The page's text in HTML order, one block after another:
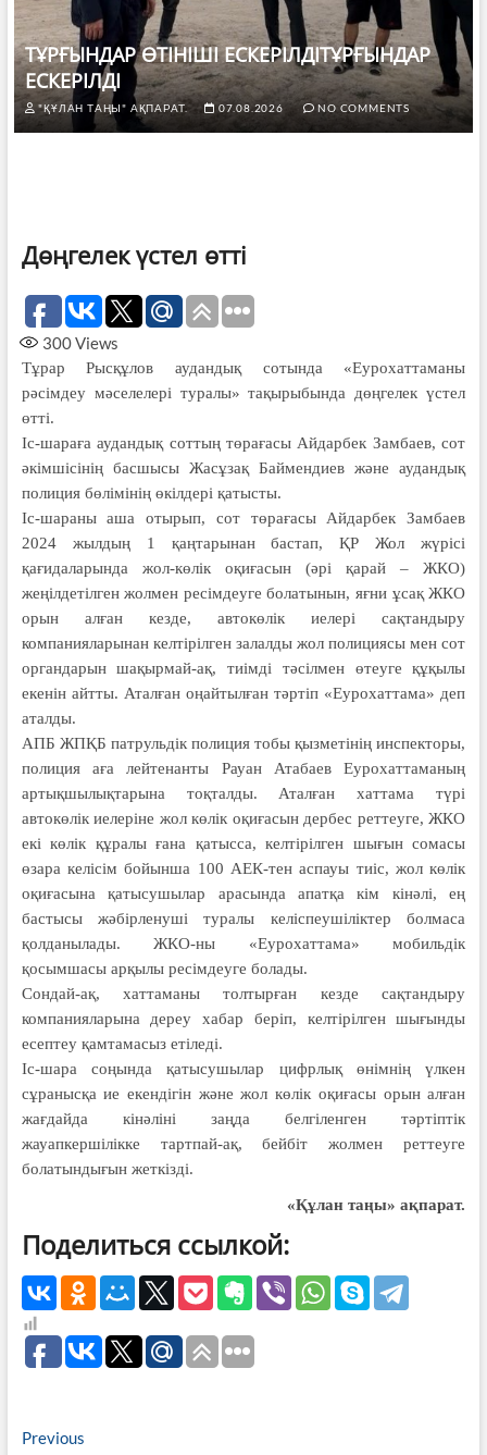
ТҰРҒЫНДАР ӨТІНІШІ ЕСКЕРІЛДІТҰРҒЫНДАР
ЕСКЕРІЛДІ
"ҚҰЛАН ТАҢЫ" АҚПАРАТ. 07.08.2026 NO COMMENTS
Дөңгелек үстел өтті
300Views
Тұрар Рысқұлов аудандық сотында «Еурохаттаманы
рәсімдеу мәселелері туралы» тақырыбында дөңгелек үстел
өтті.
Іс-шараға аудандық соттың төрағасы Айдарбек Замбаев, сот
әкімшісінің басшысы Жасұзақ Баймендиев және аудандық
полиция бөлімінің өкілдері қатысты.
Іс-шараны аша отырып, сот төрағасы Айдарбек Замбаев
2024 жылдың 1 қаңтарынан бастап, ҚР Жол жүрісі
қағидаларында жол-көлік оқиғасын (әрі қарай – ЖКО)
жеңілдетілген жолмен ресімдеуге болатынын, яғни ұсақ ЖКО
орын алған кезде, автокөлік иелері сақтандыру
компанияларынан келтірілген залалды жол полициясы мен сот
органдарын шақырмай-ақ, тиімді тәсілмен өтеуге құқылы
екенін айтты. Аталған оңайтылған тәртіп «Еурохаттама» деп
аталды.
АПБ ЖПҚБ патрульдік полиция тобы қызметінің инспекторы,
полиция аға лейтенанты Рауан Атабаев Еурохаттаманың
артықшылықтарына тоқталды. Аталған хаттама түрі
автокөлік иелеріне жол көлік оқиғасын дербес реттеуге, ЖКО
екі көлік құралы ғана қатысса, келтірілген шығын сомасы
өзара келісім бойынша 100 АЕК-тен аспауы тиіс, жол көлік
оқиғасына қатысушылар арасында апатқа кім кінәлі, ең
бастысы жәбірленуші туралы келіспеушіліктер болмаса
қолданылады. ЖКО-ны «Еурохаттама» мобильдік
қосымшасы арқылы ресімдеуге болады.
Сондай-ақ, хаттаманы толтырған кезде сақтандыру
компанияларына дереу хабар беріп, келтірілген шығынды
есептеу қамтамасыз етіледі.
Іс-шара соңында қатысушылар цифрлық өнімнің үлкен
сұранысқа ие екендігін және жол көлік оқиғасы орын алған
жағдайда кінәліні заңда белгіленген тәртіптік
жауапкершілікке тартпай-ақ, бейбіт жолмен реттеуге
болатындығын жеткізді.
«Құлан таңы» ақпарат.
Поделиться ссылкой:
Навигация
PreviousPrevious